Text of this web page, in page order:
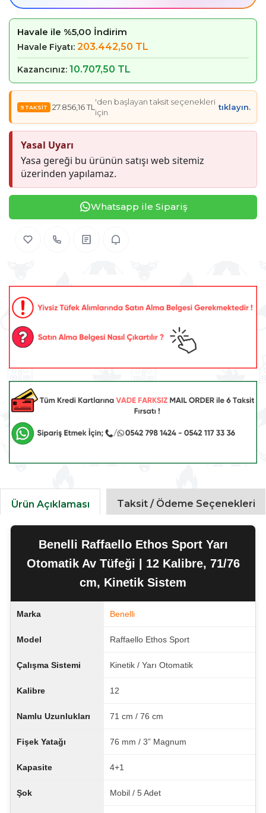
Havale ile %5,00 İndirim
Havale Fiyatı: 203.442,50 TL
Kazancınız: 10.707,50 TL
27.856,16 TL
'den başlayan taksit seçenekleri
için
tıklayın.
Yasal Uyarı
Yasa gereği bu ürünün satışı web sitemiz
üzerinden yapılamaz.
Whatsapp ile Sipariş
Ürün Açıklaması Taksit / Ödeme Seçenekleri
Benelli Raffaello Ethos Sport Yarı
Otomatik Av Tüfeği | 12 Kalibre, 71/76
cm, Kinetik Sistem
Marka Benelli
Model Raffaello Ethos Sport
Çalışma Sistemi Kinetik / Yarı Otomatik
Kalibre 12
Namlu Uzunlukları 71 cm / 76 cm
Fişek Yatağı 76 mm / 3” Magnum
Kapasite 4+1
Şok Mobil / 5 Adet